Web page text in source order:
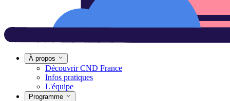
À propos
Découvrir CND France
Infos pratiques
L'équipe
Programme